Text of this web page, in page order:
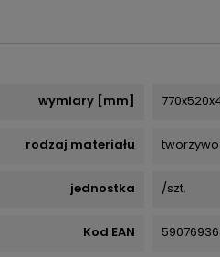
wymiary [mm]
rodzaj materiału
jednostka /szt.
Kod EAN